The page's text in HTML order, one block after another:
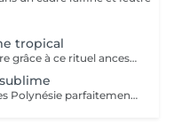
tropical
Offrez-vous un moment de bien-être grâce à ce rituel ancestral inspiré des recettes de beauté et soins de l'île de Java. Laissez-vous transporter par les délicates senteurs de ce soin énergisant à base d'épices et de sels de mer, et retrouvez une douce et satiné.
Un merveilleux rituel inspirés des îles Polynésie parfaitement adapté aux peaux même les plus sensibles. Cette préparation traditionnelle de Monoï, à base de fleurs de Tiaré macérées, de sucre, de poudre de noix de coco et de fruits de Noni, régénère la peau et éveille l'esprit.